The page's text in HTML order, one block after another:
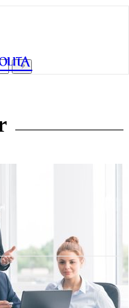
na zmiany